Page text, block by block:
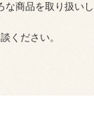
な商品を取り扱いし
ください。